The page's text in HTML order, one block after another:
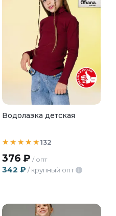
Водолазка детская
132
376 ₽ / опт
342 ₽ / крупный опт i